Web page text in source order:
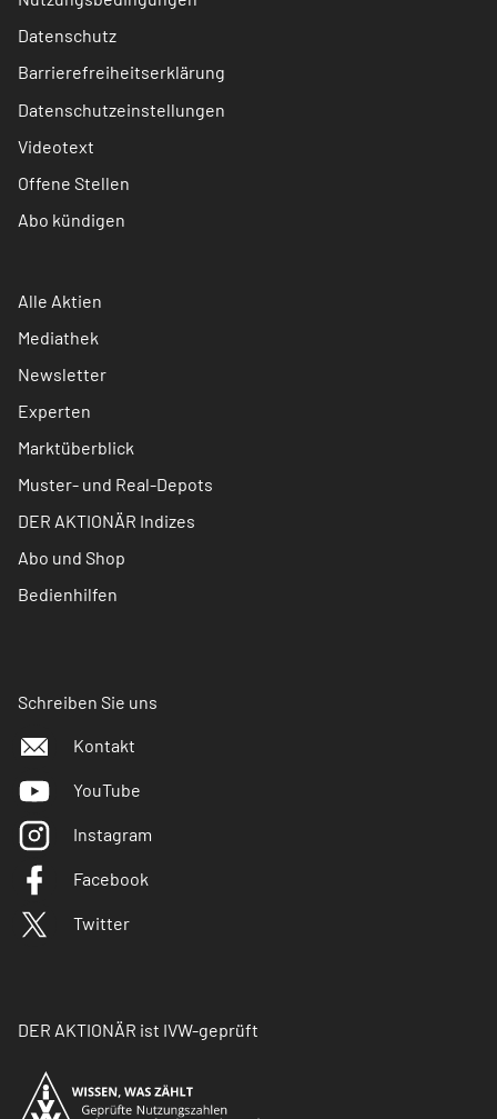
Datenschutz
Barrierefreiheitserklärung
Datenschutzeinstellungen
Videotext
Offene Stellen
Abo kündigen
Alle Aktien
Mediathek
Newsletter
Experten
Marktüberblick
Muster- und Real-Depots
DER AKTIONÄR Indizes
Abo und Shop
Bedienhilfen
Schreiben Sie uns
Kontakt
YouTube
Instagram
Facebook
Twitter
DER AKTIONÄR ist IVW-geprüft